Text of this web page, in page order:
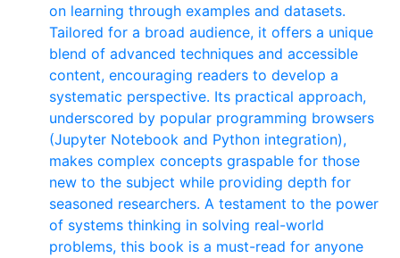
on learning through examples and datasets.
Tailored for a broad audience, it offers a unique
blend of advanced techniques and accessible
content, encouraging readers to develop a
systematic perspective. Its practical approach,
underscored by popular programming browsers
(Jupyter Notebook and Python integration),
makes complex concepts graspable for those
new to the subject while providing depth for
seasoned researchers. A testament to the power
of systems thinking in solving real-world
problems, this book is a must-read for anyone